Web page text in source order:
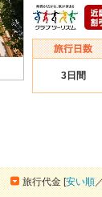
3日間
旅行代金 [安い順